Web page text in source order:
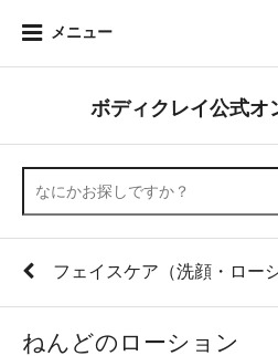
メニュー
ボディクレイ公式オ
フェイスケア（洗顔・ロー
ねんどのローション